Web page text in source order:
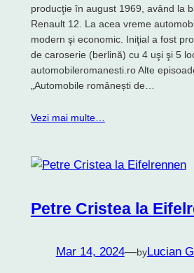
producţie în august 1969, având la
Renault 12. La acea vreme
modern şi economic. Iniţial a fost
de caroserie (berlină) cu 4 uşi şi 5
automobileromanesti.ro Alte
„Automobile românești de…
Vezi mai multe…
Petre Cristea la
Mar 14, 2024—byLucian